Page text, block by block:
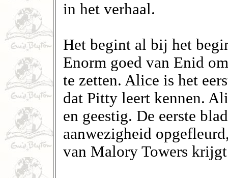
in het verhaal.
Het begint al bij het
Enorm goed van Enid
te zetten. Alice is het
dat Pitty leert kennen.
en geestig. De eerste
aanwezigheid
van Malory Towers